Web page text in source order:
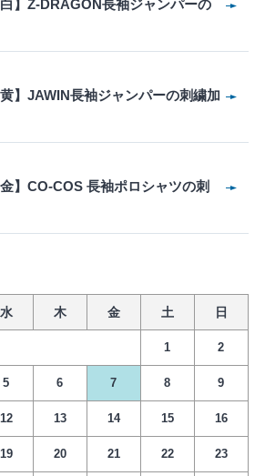
白】Z-DRAGON長袖ジャンパーの
】JAWIN長袖ジャンパーの刺繍加
】CO-COS 長袖ポロシャツの刺
水 木 金 土 日
1 2
5 6 7 8 9
12 13 14 15 16
19 20 21 22 23